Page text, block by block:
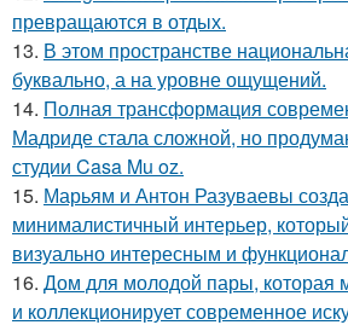
превращаются в отдых.
13. В этом пространстве
буквально, а на уровне ощущений.
14. Полная трансформация
Мадриде стала сложной, но
студии Casa Mu oz.
15. Марьям и Антон Разуваевы
минималистичный интерьер,
визуально интересным и
16. Дом для молодой пары, которая
и коллекционирует современное